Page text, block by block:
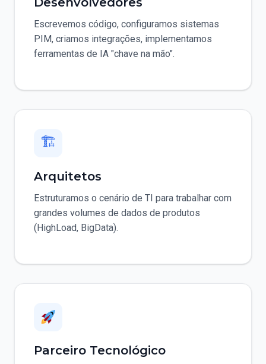
Escrevemos código, configuramos sistemas
PIM, criamos integrações, implementamos
ferramentas de IA "chave na mão".
🏗
Arquitetos
Estruturamos o cenário de TI para trabalhar com
grandes volumes de dados de produtos
(HighLoad, BigData).
Parceiro Tecnológico